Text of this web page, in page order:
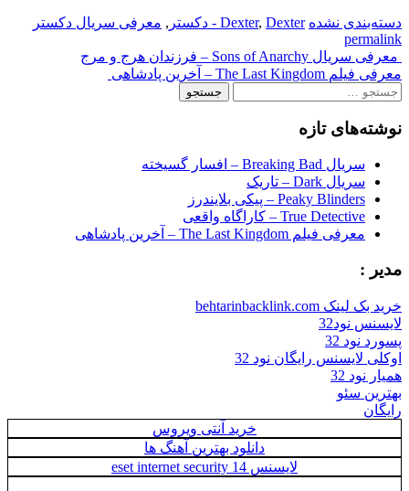
دسته‌بندی نشده Dexter, Dexter - دکستر , معرفی سریال دکستر
permalink
Post
navigation
معرفی سریال Sons of Anarchy – فرزندان هرج و مرج
معرفی فیلم The Last Kingdom – آخرین پادشاهی
جستجو
نوشته‌های تازه
سریال Breaking Bad – افسار گسیخته
سریال Dark – تاریک
Peaky Blinders – پیکی بلایندرز
True Detective – کاراگاه واقعی
معرفی فیلم The Last Kingdom – آخرین پادشاهی
مدیر :
خرید بک لینک behtarinbacklink.com
لایسنس نود32
پسورد نود 32
اوکلی لایسنس رایگان نود 32
همیار نود 32
بهترین سئو
رایگان
خرید آنتی ویروس
دانلود بهترین آهنگ ها
لایسنس eset internet security 14